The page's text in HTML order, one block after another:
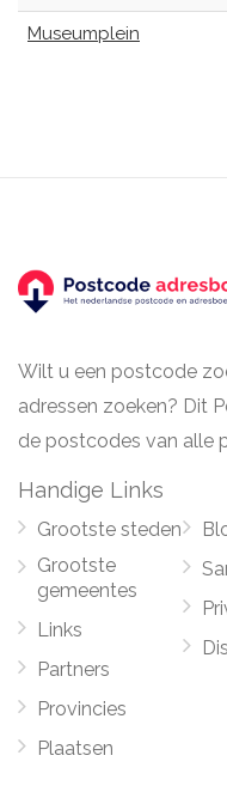
Museumplein
Wilt u een postcode
adressen zoeken? Dit
de postcodes van alle
Handige Links
Grootste steden
Grootste
gemeentes
Links
Partners
Provincies
Plaatsen